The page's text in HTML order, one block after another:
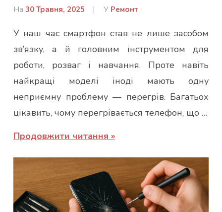
На 30 Травня, 2025
Від
Юлія
У Ремонт
У наш час смартфон став не лише засобом
зв’язку, а й головним інструментом для
роботи, розваг і навчання. Проте навіть
найкращі моделі іноді мають одну
неприємну проблему — перегрів. Багатьох
цікавить, чому перегрівається телефон, що …
Продовжити читання